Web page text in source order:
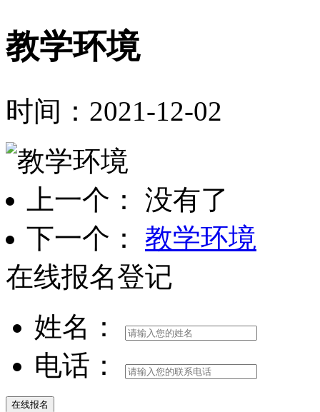
教学环境
时间：2021-12-02
上一个： 没有了
下一个： 教学环境
在线报名登记
姓名：
电话：